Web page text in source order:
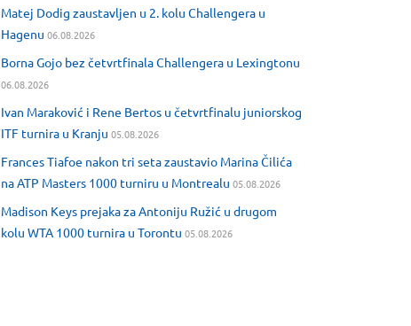
Matej Dodig zaustavljen u 2. kolu Challengera u
Hagenu 06.08.2026
Borna Gojo bez četvrtfinala Challengera u Lexingtonu
06.08.2026
Ivan Maraković i Rene Bertos u četvrtfinalu juniorskog
ITF turnira u Kranju 05.08.2026
Frances Tiafoe nakon tri seta zaustavio Marina Čilića
na ATP Masters 1000 turniru u Montrealu 05.08.2026
Madison Keys prejaka za Antoniju Ružić u drugom
kolu WTA 1000 turnira u Torontu 05.08.2026